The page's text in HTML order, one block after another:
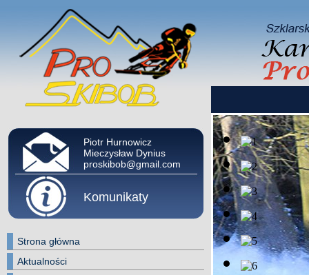
Piotr Hurnowicz
Mieczysław Dynius
proskibob@gmail.com
Komunikaty
Strona główna
Aktualności